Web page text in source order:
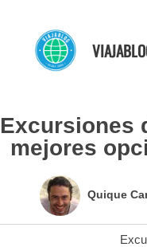
contenido
Excursiones
mejores
Quique